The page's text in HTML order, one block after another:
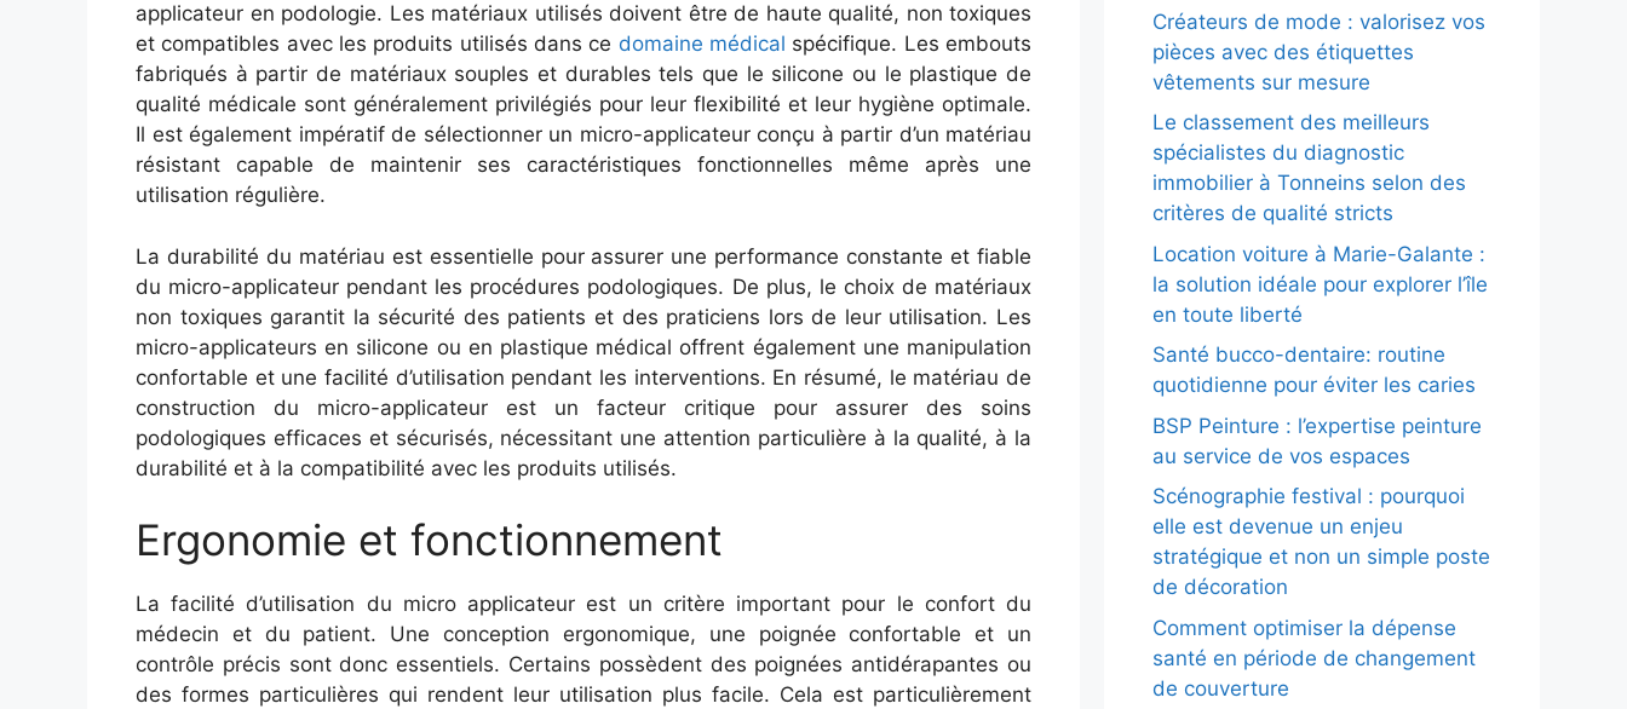
applicateur en podologie. Les matériaux utilisés doivent être de haute qualité, non toxiques
et compatibles avec les produits utilisés dans ce domaine médical spécifique. Les embouts
fabriqués à partir de matériaux souples et durables tels que le silicone ou le plastique de
qualité médicale sont généralement privilégiés pour leur flexibilité et leur hygiène optimale.
Il est également impératif de sélectionner un micro-applicateur conçu à partir d’un matériau
résistant capable de maintenir ses caractéristiques fonctionnelles même après une
utilisation régulière.
La durabilité du matériau est essentielle pour assurer une performance constante et fiable
du micro-applicateur pendant les procédures podologiques. De plus, le choix de matériaux
non toxiques garantit la sécurité des patients et des praticiens lors de leur utilisation. Les
micro-applicateurs en silicone ou en plastique médical offrent également une manipulation
confortable et une facilité d’utilisation pendant les interventions. En résumé, le matériau de
construction du micro-applicateur est un facteur critique pour assurer des soins
podologiques efficaces et sécurisés, nécessitant une attention particulière à la qualité, à la
durabilité et à la compatibilité avec les produits utilisés.
Ergonomie et fonctionnement
La facilité d’utilisation du micro applicateur est un critère important pour le confort du
médecin et du patient. Une conception ergonomique, une poignée confortable et un
contrôle précis sont donc essentiels. Certains possèdent des poignées antidérapantes ou
des formes particulières qui rendent leur utilisation plus facile. Cela est particulièrement
Créateurs de mode : valorisez vos
pièces avec des étiquettes
vêtements sur mesure
Le classement des meilleurs
spécialistes du diagnostic
immobilier à Tonneins selon des
critères de qualité stricts
Location voiture à Marie-Galante :
la solution idéale pour explorer l’île
en toute liberté
Santé bucco-dentaire: routine
quotidienne pour éviter les caries
BSP Peinture : l’expertise peinture
au service de vos espaces
Scénographie festival : pourquoi
elle est devenue un enjeu
stratégique et non un simple poste
de décoration
Comment optimiser la dépense
santé en période de changement
de couverture